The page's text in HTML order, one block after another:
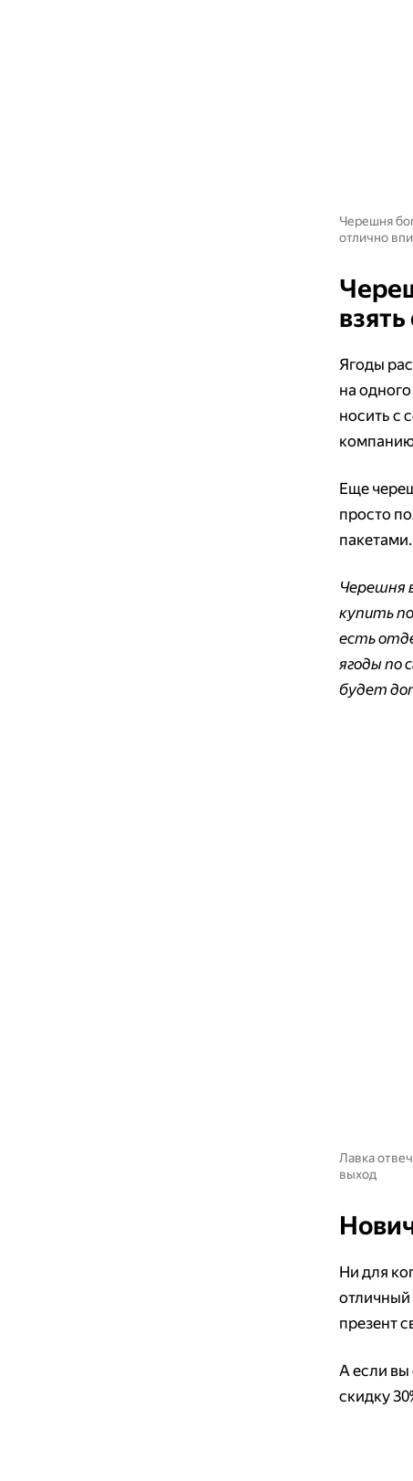
Черешня
отлично
Ягоды
на
носить с
компанию
Еще
просто
Черешня
купить
есть
ягоды по
будет
Лавка
выход
Ни для
отличный
презент
А если вы
скидку